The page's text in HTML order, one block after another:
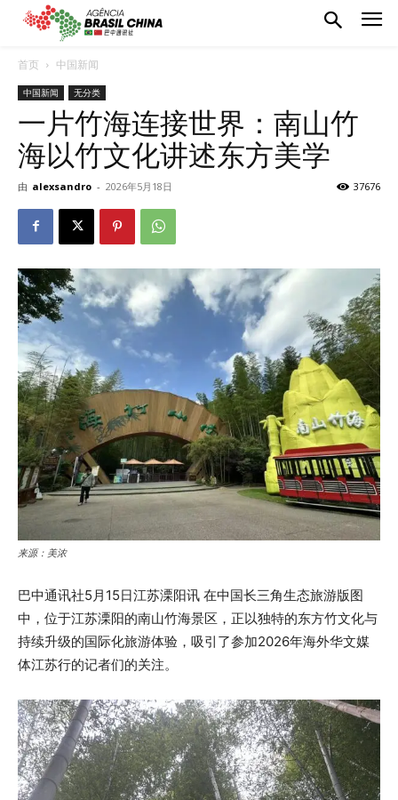
首页 中国新闻
中国新闻 无分类
一片竹海连接世界：南山竹
海以竹文化讲述东方美学
由 alexsandro - 2026年5月18日 37676
来源：美浓
巴中通讯社5月15日江苏溧阳讯 在中国长三角生态旅游版图
中，位于江苏溧阳的南山竹海景区，正以独特的东方竹文化与
持续升级的国际化旅游体验，吸引了参加2026年海外华文媒
体江苏行的记者们的关注。